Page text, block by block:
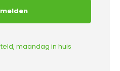
maandag in huis